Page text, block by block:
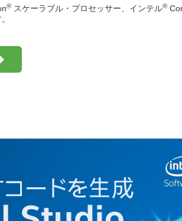
®スケーラブル・プロセッサー、インテル®